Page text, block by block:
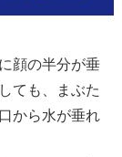
顔の半分が垂
ても、まぶた
から水が垂れ